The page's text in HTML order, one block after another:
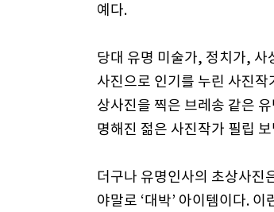
예다.
당대 유명 미술가, 정치가,
사진으로 인기를 누린 사진
상사진을 찍은 브레송 같은
명해진 젊은 사진작가 필립
더구나 유명인사의 초상사진
야말로 ‘대박’ 아이템이다.